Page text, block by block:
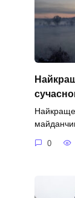
Найкраще
0